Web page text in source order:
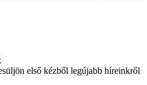
első kézből legújabb híreinkről